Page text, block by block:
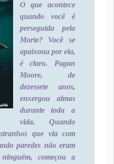
O que acontece
quando você é
perseguida pela
Morte? Você se
apaixona por ela,
é claro. Pagan
Moore, de
dezessete anos,
enxergou almas
durante toda a
vida. Quando
que via com
paredes não eram
começou a